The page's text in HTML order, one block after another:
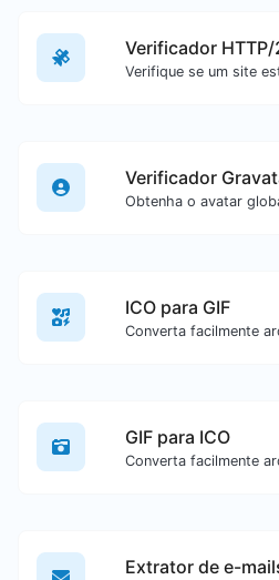
Verificador HTTP/
Verificador
ICO para GIF
GIF para ICO
Extrator de e-